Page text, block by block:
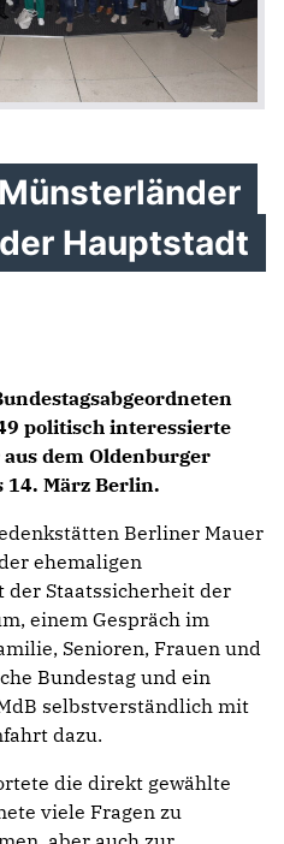
Hauptstadt
politisch interessierte
dem Oldenburger
März Berlin.
Berliner Mauer
ehemaligen
Staatssicherheit der
einem Gespräch im
Senioren, Frauen und
Bundestag und ein
selbstverständlich mit
dazu.
die direkt gewählte
viele Fragen zu